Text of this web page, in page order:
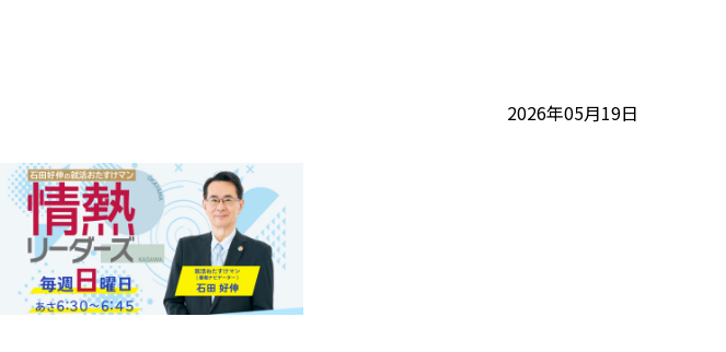
2026年05月19日